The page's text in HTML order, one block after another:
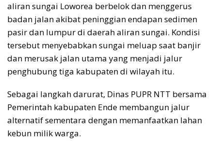
aliran sungai Loworea berbelok dan menggerus
badan jalan akibat peninggian endapan sedimen
pasir dan lumpur di daerah aliran sungai. Kondisi
tersebut menyebabkan sungai meluap saat banjir
dan merusak jalan utama yang menjadi jalur
penghubung tiga kabupaten di wilayah itu.
Sebagai langkah darurat, Dinas PUPR NTT bersama
Pemerintah kabupaten Ende membangun jalur
alternatif sementara dengan memanfaatkan lahan
kebun milik warga.